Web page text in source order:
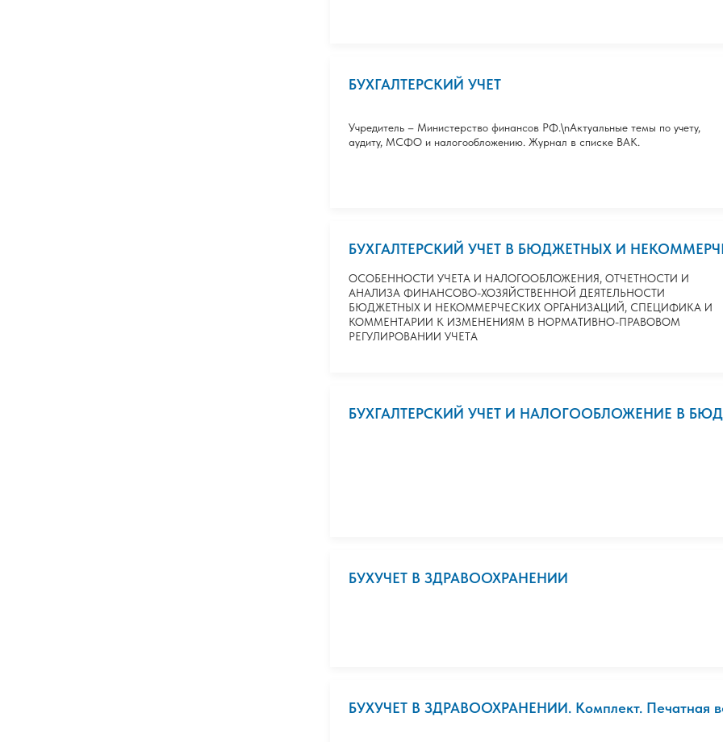
БУХГАЛТЕРСКИЙ УЧЕТ
Учредитель – Министерство финансов РФ.\nАктуальные темы по учету,
аудиту, МСФО и налогообложению. Журнал в списке ВАК.
БУХГАЛТЕРСКИЙ УЧЕТ В БЮДЖЕТНЫХ И
ОСОБЕННОСТИ УЧЕТА И НАЛОГООБЛОЖЕНИЯ, ОТЧЕТНОСТИ И
АНАЛИЗА ФИНАНСОВО-ХОЗЯЙСТВЕННОЙ ДЕЯТЕЛЬНОСТИ
БЮДЖЕТНЫХ И НЕКОММЕРЧЕСКИХ ОРГАНИЗАЦИЙ, СПЕЦИФИКА И
КОММЕНТАРИИ К ИЗМЕНЕНИЯМ В НОРМАТИВНО-ПРАВОВОМ
РЕГУЛИРОВАНИИ УЧЕТА
БУХГАЛТЕРСКИЙ УЧЕТ И НАЛОГООБЛОЖЕНИЕ В
БУХУЧЕТ В ЗДРАВООХРАНЕНИИ
БУХУЧЕТ В ЗДРАВООХРАНЕНИИ. Комплект. Печатная